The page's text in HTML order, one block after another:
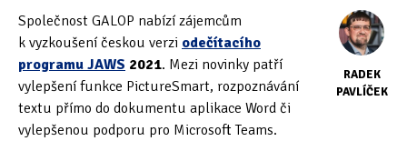
Zápisníky(7)
Názory & zkušenosti(143)
Oficiální materiály
(57)
RADEK
PAVLÍČEK
Společnost GALOP nabízí zájemcům
k vyzkoušení českou verzi odečítacího
programu JAWS 2021. Mezi novinky patří
vylepšení funkce PictureSmart, rozpoznávání
textu přímo do dokumentu aplikace Word či
vylepšenou podporu pro Microsoft Teams.